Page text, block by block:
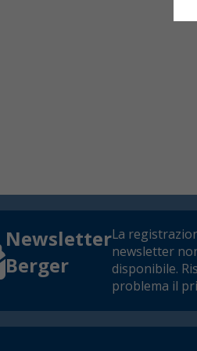
Newsletter
Berger
La
newsletter
disponibile.
problema il